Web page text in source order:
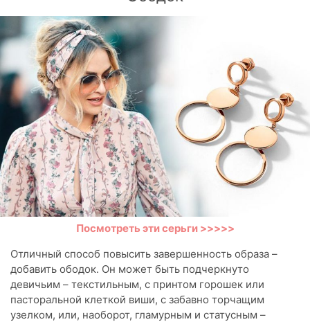
Посмотреть эти серьги >>>>>
Отличный способ повысить завершенность образа –
добавить ободок. Он может быть подчеркнуто
девичьим – текстильным, с принтом горошек или
пасторальной клеткой виши, с забавно торчащим
узелком, или, наоборот, гламурным и статусным –